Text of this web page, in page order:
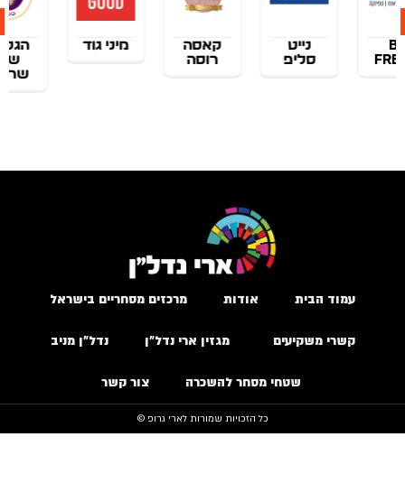
נייט
סליפ
קאסה
רוסה
מיני גוד
הגלגל
שרדר
עמוד הבית אודות מרכזים מסחריים בישראל
קשרי משקיעים מגזין ארי נדל״ן נדל״ן מניב
שטחי מסחר להשכרה צור קשר
כל הזכויות שמורות לארי גרופ ©